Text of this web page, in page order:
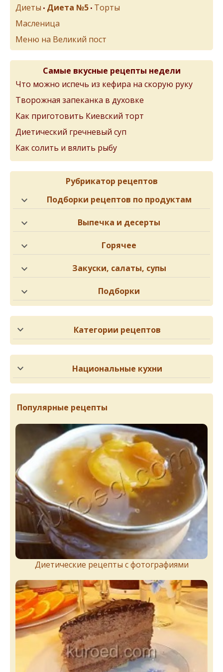
Диеты • Диета №5 • Торты
Масленица
Меню на Великий пост
Самые вкусные рецепты недели
Что можно испечь из кефира на скорую руку
Творожная запеканка в духовке
Как приготовить Киевский торт
Диетический гречневый суп
Как солить и вялить рыбу
Рубрикатор рецептов
Подборки рецептов по продуктам
Выпечка и десерты
Горячее
Закуски, салаты, супы
Подборки
Категории рецептов
Национальные кухни
Популярные рецепты
Диетические рецепты с фотографиями